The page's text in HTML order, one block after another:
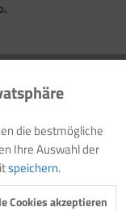
Aktiv
Inaktiv
Inaktiv
die bestmögliche
Ihre Auswahl der
speichern.
Cookies akzeptieren